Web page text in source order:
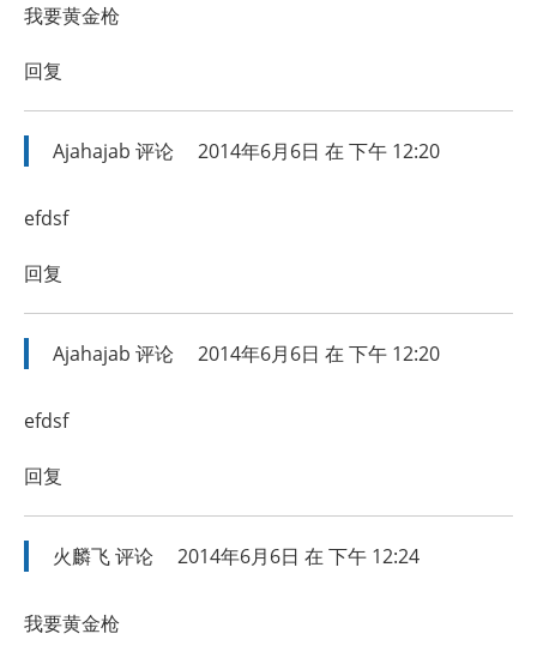
我要黄金枪
回复
Ajahajab 评论 2014年6月6日 在 下午 12:20
efdsf
回复
Ajahajab 评论 2014年6月6日 在 下午 12:20
efdsf
回复
火麟飞评论 2014年6月6日 在 下午 12:24
我要黄金枪